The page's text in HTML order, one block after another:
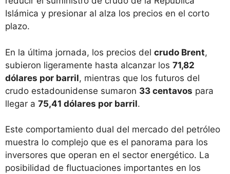
Islámica y presionar al alza los precios en el corto
plazo.
En la última jornada, los precios del crudo Brent,
subieron ligeramente hasta alcanzar los 71,82
dólares por barril, mientras que los futuros del
crudo estadounidense sumaron 33 centavos para
llegar a 75,41 dólares por barril.
Este comportamiento dual del mercado del petróleo
muestra lo complejo que es el panorama para los
inversores que operan en el sector energético. La
posibilidad de fluctuaciones importantes en los